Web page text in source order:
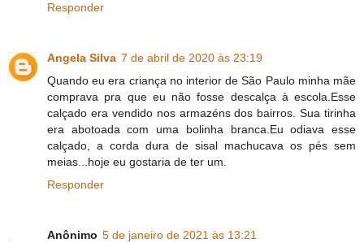
Responder
Angela Silva 7 de abril de 2020 às 23:19
Quando eu era criança no interior de São Paulo minha mãe
comprava pra que eu não fosse descalça à escola.Esse
calçado era vendido nos armazéns dos bairros. Sua tirinha
era abotoada com uma bolinha branca.Eu odiava esse
calçado, a corda dura de sisal machucava os pés sem
meias...hoje eu gostaria de ter um.
Responder
Anônimo 5 de janeiro de 2021 às 13:21